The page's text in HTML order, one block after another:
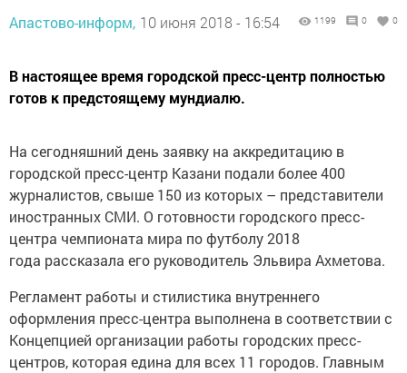
Апастово-информ, 10 июня 2018 - 16:54 1199 0 0
В настоящее время городской пресс-центр полностью
готов к предстоящему мундиалю.
На сегодняшний день заявку на аккредитацию в
городской пресс-центр Казани подали более 400
журналистов, свыше 150 из которых – представители
иностранных СМИ. О готовности городского пресс-
центра чемпионата мира по футболу 2018
года рассказала его руководитель Эльвира Ахметова.
Регламент работы и стилистика внутреннего
оформления пресс-центра выполнена в соответствии с
Концепцией организации работы городских пресс-
центров, которая едина для всех 11 городов. Главным